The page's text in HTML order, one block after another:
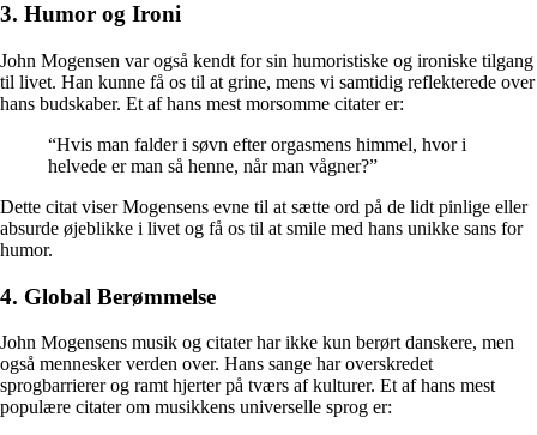
3. Humor og Ironi
John Mogensen var også kendt for sin humoristiske og ironiske tilgang
til livet. Han kunne få os til at grine, mens vi samtidig reflekterede over
hans budskaber. Et af hans mest morsomme citater er:
“Hvis man falder i søvn efter orgasmens himmel, hvor i
helvede er man så henne, når man vågner?”
Dette citat viser Mogensens evne til at sætte ord på de lidt pinlige eller
absurde øjeblikke i livet og få os til at smile med hans unikke sans for
humor.
4. Global Berømmelse
John Mogensens musik og citater har ikke kun berørt danskere, men
også mennesker verden over. Hans sange har overskredet
sprogbarrierer og ramt hjerter på tværs af kulturer. Et af hans mest
populære citater om musikkens universelle sprog er: